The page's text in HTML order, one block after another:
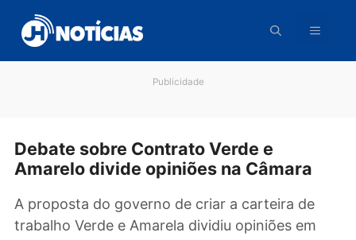
para
conteúdo
Debate sobre Contrato Verde e
A proposta do governo de criar a carteira de